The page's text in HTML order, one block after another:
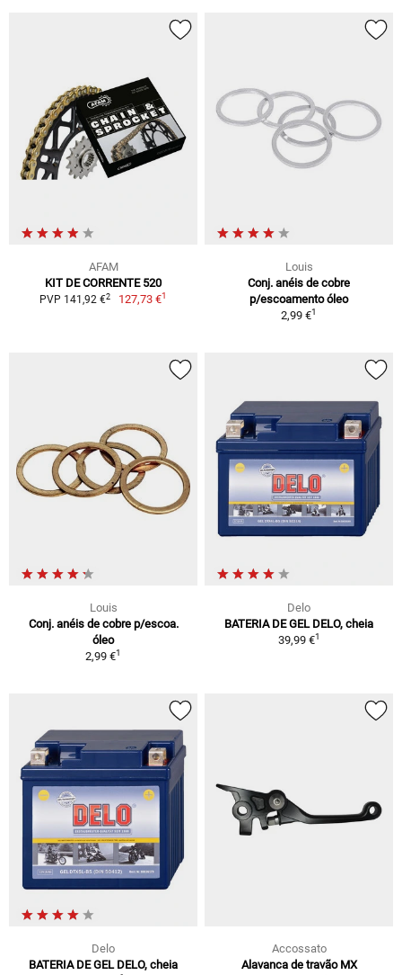
AFAM
KIT DE CORRENTE 520
PVP 141,92 €2 127,73 €1
Louis
Conj. anéis de cobre
p/escoamento óleo
2,99 €1
Louis
Conj. anéis de cobre p/escoa.
óleo
2,99 €1
Delo
BATERIA DE GEL DELO, cheia
39,99 €1
Delo
BATERIA DE GEL DELO, cheia
Accossato
Alavanca de travão MX